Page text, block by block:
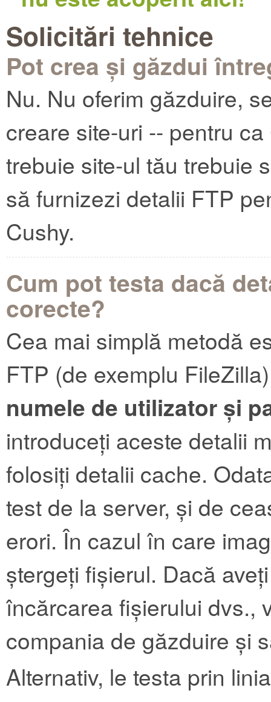
Solicitări tehnice
Pot crea și găzdui
Nu. Nu oferim găzduire,
creare site-uri -- pentru
trebuie site-ul tău trebuie
să furnizezi detalii FTP
Cushy.
Cum pot testa dacă
corecte?
Cea mai simplă metodă
FTP (de exemplu
numele de utilizator și
introduceți aceste detalii
folosiți detalii cache.
test de la server, și de
erori. În cazul în care
ștergeți fișierul. Dacă
încărcarea fișierului dvs.,
compania de găzduire și
Alternativ, le testa prin